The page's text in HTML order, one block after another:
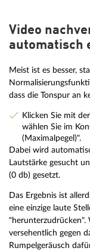
Video
automatisch
Meist ist es besser,
dass die Tonspur an
Klicken Sie mit
wählen Sie im
(Maximalpegel)".
Dabei wird
Lautstärke gesucht
(0 db) gesetzt.
Das Ergebnis ist
eine einzige laute
"herunterzudrücken".
versehentlich gegen
Rumpelgeräusch